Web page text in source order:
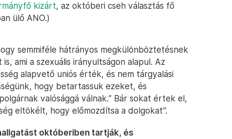
kizárt, az októberi cseh választás fő
ülő ANO.)
semmiféle hátrányos megkülönböztetésnek
ami a szexuális irányultságon alapul. Az
alapvető uniós érték, és nem tárgyalási
hogy betartassuk ezeket, és
valósággá válnak.” Bár sokat értek el,
eltökélt, hogy előmozdítsa a dolgokat”.
októberiben tartják, és